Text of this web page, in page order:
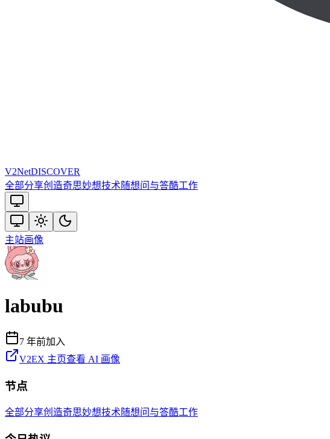
V2NetDISCOVER
全部分享创造奇思妙想技术随想问与答酷工作
主站画像
labubu
7 年前加入
V2EX 主页查看 AI 画像
节点
全部分享创造奇思妙想技术随想问与答酷工作